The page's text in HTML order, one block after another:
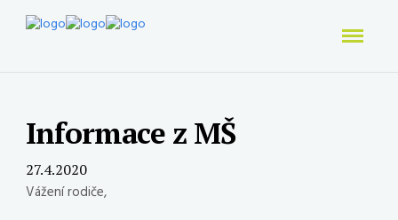
Informace z MŠ
27.4.2020
Vážení rodiče,